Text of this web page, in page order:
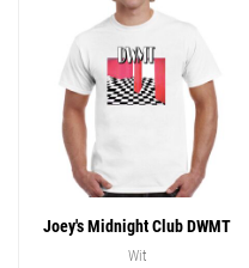
Joey's Midnight Club DWMT
Wit